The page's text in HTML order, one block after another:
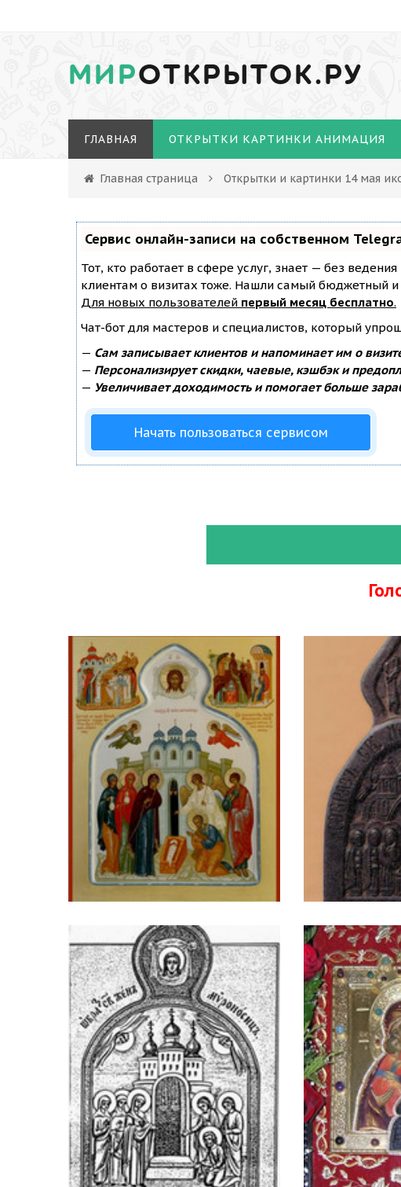
МИРОТКРЫТОК.РУ
ГЛАВНАЯ ОТКРЫТКИ КАРТИНКИ АНИМАЦИЯ
Главная страница Открытки и картинки 14 мая
Сервис онлайн-записи на собственном
Тот, кто работает в сфере услуг, знает — без
клиентам о визитах тоже. Нашли самый бюджетный
Для новых пользователей первый месяц бесплатно.
Чат-бот для мастеров и специалистов, который
— Сам записывает клиентов и напоминает им о
— Персонализирует скидки, чаевые, кэшбэк и
— Увеличивает доходимость и помогает больше
Начать пользоваться сервисом